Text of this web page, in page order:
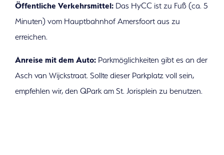
Öffentliche Verkehrsmittel: Das HyCC ist zu Fuß (ca. 5
Minuten) vom Hauptbahnhof Amersfoort aus zu
erreichen.
Anreise mit dem Auto: Parkmöglichkeiten gibt es an der
Asch van Wijckstraat. Sollte dieser Parkplatz voll sein,
empfehlen wir, den QPark am St. Jorisplein zu benutzen.